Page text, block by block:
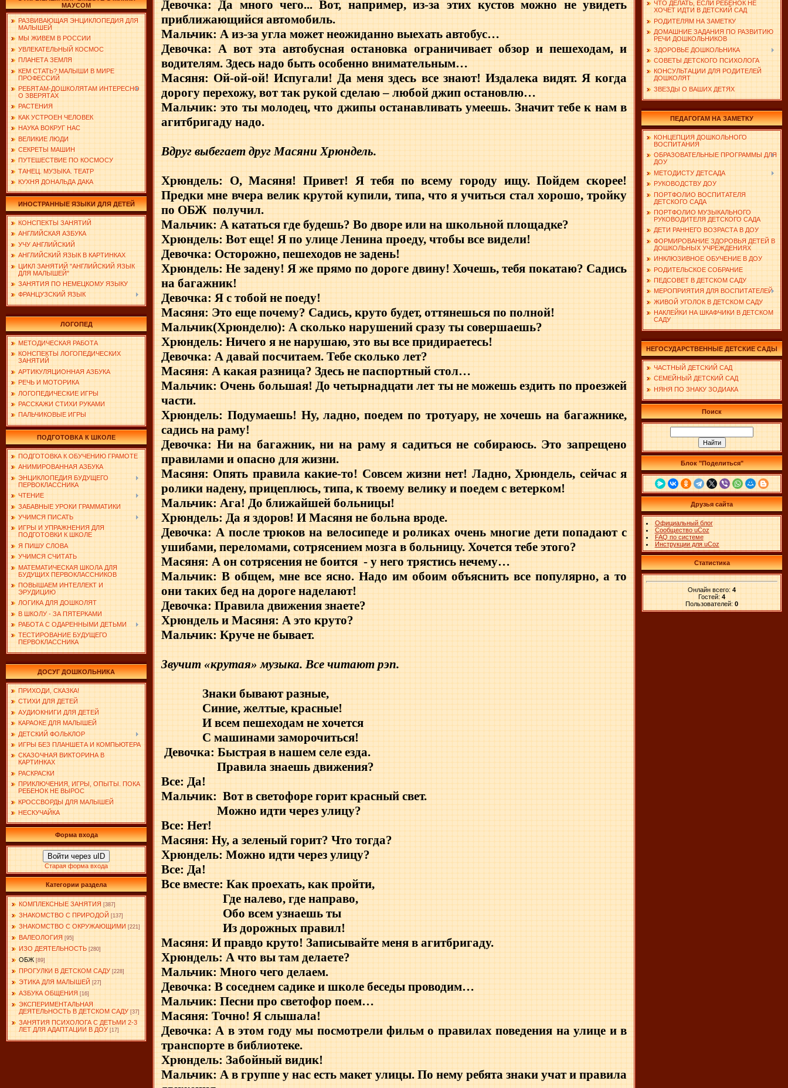
МАУСОМ
РАЗВИВАЮЩАЯ ЭНЦИКЛОПЕДИЯ ДЛЯ
МАЛЫШЕЙ
МЫ ЖИВЕМ В РОССИИ
УВЛЕКАТЕЛЬНЫЙ КОСМОС
ПЛАНЕТА ЗЕМЛЯ
КЕМ СТАТЬ? МАЛЫШИ В МИРЕ
ПРОФЕССИЙ
РЕБЯТАМ-ДОШКОЛЯТАМ ИНТЕРЕСНО
О ЗВЕРЯТАХ
РАСТЕНИЯ
КАК УСТРОЕН ЧЕЛОВЕК
НАУКА ВОКРУГ НАС
ВЕЛИКИЕ ЛЮДИ
СЕКРЕТЫ МАШИН
ПУТЕШЕСТВИЕ ПО КОСМОСУ
ТАНЕЦ. МУЗЫКА. ТЕАТР
КУХНЯ ДОНАЛЬДА ДАКА
ИНОСТРАННЫЕ ЯЗЫКИ ДЛЯ ДЕТЕЙ
КОНСПЕКТЫ ЗАНЯТИЙ
АНГЛИЙСКАЯ АЗБУКА
УЧУ АНГЛИЙСКИЙ
АНГЛИЙСКИЙ ЯЗЫК В КАРТИНКАХ
ЦИКЛ ЗАНЯТИЙ "АНГЛИЙСКИЙ ЯЗЫК
ДЛЯ МАЛЫШЕЙ"
ЗАНЯТИЯ ПО НЕМЕЦКОМУ ЯЗЫКУ
ФРАНЦУЗСКИЙ ЯЗЫК
ЛОГОПЕД
МЕТОДИЧЕСКАЯ РАБОТА
КОНСПЕКТЫ ЛОГОПЕДИЧЕСКИХ
ЗАНЯТИЙ
АРТИКУЛЯЦИОННАЯ АЗБУКА
РЕЧЬ И МОТОРИКА
ЛОГОПЕДИЧЕСКИЕ ИГРЫ
РАССКАЖИ СТИХИ РУКАМИ
ПАЛЬЧИКОВЫЕ ИГРЫ
ПОДГОТОВКА К ШКОЛЕ
ПОДГОТОВКА К ОБУЧЕНИЮ ГРАМОТЕ
АНИМИРОВАННАЯ АЗБУКА
ЭНЦИКЛОПЕДИЯ БУДУЩЕГО
ПЕРВОКЛАССНИКА
ЧТЕНИЕ
ЗАБАВНЫЕ УРОКИ ГРАММАТИКИ
УЧИМСЯ ПИСАТЬ
ИГРЫ И УПРАЖНЕНИЯ ДЛЯ
ПОДГОТОВКИ К ШКОЛЕ
Я ПИШУ СЛОВА
УЧИМСЯ СЧИТАТЬ
МАТЕМАТИЧЕСКАЯ ШКОЛА ДЛЯ
БУДУЩИХ ПЕРВОКЛАССНИКОВ
ПОВЫШАЕМ ИНТЕЛЛЕКТ И
ЭРУДИЦИЮ
ЛОГИКА ДЛЯ ДОШКОЛЯТ
В ШКОЛУ - ЗА ПЯТЕРКАМИ
РАБОТА С ОДАРЕННЫМИ ДЕТЬМИ
ТЕСТИРОВАНИЕ БУДУЩЕГО
ПЕРВОКЛАССНИКА
ДОСУГ ДОШКОЛЬНИКА
ПРИХОДИ, СКАЗКА!
СТИХИ ДЛЯ ДЕТЕЙ
АУДИОКНИГИ ДЛЯ ДЕТЕЙ
КАРАОКЕ ДЛЯ МАЛЫШЕЙ
ДЕТСКИЙ ФОЛЬКЛОР
ИГРЫ БЕЗ ПЛАНШЕТА И КОМПЬЮТЕРА
СКАЗОЧНАЯ ВИКТОРИНА В
КАРТИНКАХ
РАСКРАСКИ
ПРИКЛЮЧЕНИЯ, ИГРЫ, ОПЫТЫ. ПОКА
РЕБЕНОК НЕ ВЫРОС
КРОССВОРДЫ ДЛЯ МАЛЫШЕЙ
НЕСКУЧАЙКА
Форма входа
Войти через uID
Старая форма входа
Категории раздела
КОМПЛЕКСНЫЕ ЗАНЯТИЯ [387]
ЗНАКОМСТВО С ПРИРОДОЙ [137]
ЗНАКОМСТВО С ОКРУЖАЮЩИМИ [221]
ВАЛЕОЛОГИЯ [95]
ИЗО ДЕЯТЕЛЬНОСТЬ [280]
ОБЖ [89]
ПРОГУЛКИ В ДЕТСКОМ САДУ [228]
ЭТИКА ДЛЯ МАЛЫШЕЙ [27]
АЗБУКА ОБЩЕНИЯ [16]
ЭКСПЕРИМЕНТАЛЬНАЯ
ДЕЯТЕЛЬНОСТЬ В ДЕТСКОМ САДУ [37]
ЗАНЯТИЯ ПСИХОЛОГА С ДЕТЬМИ 2-3
ЛЕТ ДЛЯ АДАПТАЦИИ В ДОУ [17]
Девочка: Да много чего... Вот, например, из-за этих кустов можно не увидеть
приближающийся автомобиль.
Мальчик: А из-за угла может неожиданно выехать автобус…
Девочка: А вот эта автобусная остановка ограничивает обзор и пешеходам, и
водителям. Здесь надо быть особенно внимательным…
Масяня: Ой-ой-ой! Испугали! Да меня здесь все знают! Издалека видят. Я когда
дорогу перехожу, вот так рукой сделаю – любой джип остановлю…
Мальчик: это ты молодец, что джипы останавливать умеешь. Значит тебе к нам в
агитбригаду надо.
Вдруг выбегает друг Масяни Хрюндель.
Хрюндель: О, Масяня! Привет! Я тебя по всему городу ищу. Пойдем скорее!
Предки мне вчера велик крутой купили, типа, что я учиться стал хорошо, тройку
по ОБЖ получил.
Мальчик: А кататься где будешь? Во дворе или на школьной площадке?
Хрюндель: Вот еще! Я по улице Ленина проеду, чтобы все видели!
Девочка: Осторожно, пешеходов не задень!
Хрюндель: Не задену! Я же прямо по дороге двину! Хочешь, тебя покатаю? Садись
на багажник!
Девочка: Я с тобой не поеду!
Масяня: Это еще почему? Садись, круто будет, оттянешься по полной!
Мальчик(Хрюнделю): А сколько нарушений сразу ты совершаешь?
Хрюндель: Ничего я не нарушаю, это вы все придираетесь!
Девочка: А давай посчитаем. Тебе сколько лет?
Масяня: А какая разница? Здесь не паспортный стол…
Мальчик: Очень большая! До четырнадцати лет ты не можешь ездить по проезжей
части.
Хрюндель: Подумаешь! Ну, ладно, поедем по тротуару, не хочешь на багажнике,
садись на раму!
Девочка: Ни на багажник, ни на раму я садиться не собираюсь. Это запрещено
правилами и опасно для жизни.
Масяня: Опять правила какие-то! Совсем жизни нет! Ладно, Хрюндель, сейчас я
ролики надену, прицеплюсь, типа, к твоему велику и поедем с ветерком!
Мальчик: Ага! До ближайшей больницы!
Хрюндель: Да я здоров! И Масяня не больна вроде.
Девочка: А после трюков на велосипеде и роликах очень многие дети попадают с
ушибами, переломами, сотрясением мозга в больницу. Хочется тебе этого?
Масяня: А он сотрясения не боится - у него трястись нечему…
Мальчик: В общем, мне все ясно. Надо им обоим объяснить все популярно, а то
они таких бед на дороге наделают!
Девочка: Правила движения знаете?
Хрюндель и Масяня: А это круто?
Мальчик: Круче не бывает.
Звучит «крутая» музыка. Все читают рэп.
Знаки бывают разные,
Синие, желтые, красные!
И всем пешеходам не хочется
С машинами заморочиться!
Девочка: Быстрая в нашем селе езда.
Правила знаешь движения?
Все: Да!
Мальчик: Вот в светофоре горит красный свет.
Можно идти через улицу?
Все: Нет!
Масяня: Ну, а зеленый горит? Что тогда?
Хрюндель: Можно идти через улицу?
Все: Да!
Все вместе: Как проехать, как пройти,
Где налево, где направо,
Обо всем узнаешь ты
Из дорожных правил!
Масяня: И правдо круто! Записывайте меня в агитбригаду.
Хрюндель: А что вы там делаете?
Мальчик: Много чего делаем.
Девочка: В соседнем садике и школе беседы проводим…
Мальчик: Песни про светофор поем…
Масяня: Точно! Я слышала!
Девочка: А в этом году мы посмотрели фильм о правилах поведения на улице и в
транспорте в библиотеке.
Хрюндель: Забойный видик!
Мальчик: А в группе у нас есть макет улицы. По нему ребята знаки учат и правила
ЧТО ДЕЛАТЬ, ЕСЛИ РЕБЕНОК НЕ
ХОЧЕТ ИДТИ В ДЕТСКИЙ САД
РОДИТЕЛЯМ НА ЗАМЕТКУ
ДОМАШНИЕ ЗАДАНИЯ ПО РАЗВИТИЮ
РЕЧИ ДОШКОЛЬНИКОВ
ЗДОРОВЬЕ ДОШКОЛЬНИКА
СОВЕТЫ ДЕТСКОГО ПСИХОЛОГА
КОНСУЛЬТАЦИИ ДЛЯ РОДИТЕЛЕЙ
ДОШКОЛЯТ
ЗВЕЗДЫ О ВАШИХ ДЕТЯХ
ПЕДАГОГАМ НА ЗАМЕТКУ
КОНЦЕПЦИЯ ДОШКОЛЬНОГО
ВОСПИТАНИЯ
ОБРАЗОВАТЕЛЬНЫЕ ПРОГРАММЫ ДЛЯ
ДОУ
МЕТОДИСТУ ДЕТСАДА
РУКОВОДСТВУ ДОУ
ПОРТФОЛИО ВОСПИТАТЕЛЯ
ДЕТСКОГО САДА
ПОРТФОЛИО МУЗЫКАЛЬНОГО
РУКОВОДИТЕЛЯ ДЕТСКОГО САДА
ДЕТИ РАННЕГО ВОЗРАСТА В ДОУ
ФОРМИРОВАНИЕ ЗДОРОВЬЯ ДЕТЕЙ В
ДОШКОЛЬНЫХ УЧРЕЖДЕНИЯХ
ИНКЛЮЗИВНОЕ ОБУЧЕНИЕ В ДОУ
РОДИТЕЛЬСКОЕ СОБРАНИЕ
ПЕДСОВЕТ В ДЕТСКОМ САДУ
МЕРОПРИЯТИЯ ДЛЯ ВОСПИТАТЕЛЕЙ
ЖИВОЙ УГОЛОК В ДЕТСКОМ САДУ
НАКЛЕЙКИ НА ШКАФЧИКИ В ДЕТСКОМ
САДУ
НЕГОСУДАРСТВЕННЫЕ ДЕТСКИЕ САДЫ
ЧАСТНЫЙ ДЕТСКИЙ САД
СЕМЕЙНЫЙ ДЕТСКИЙ САД
НЯНЯ ПО ЗНАКУ ЗОДИАКА
Поиск
Блок "Поделиться"
Друзья сайта
Официальный блог
Сообщество uCoz
FAQ по системе
Инструкции для uCoz
Статистика
Онлайн всего: 4
Гостей: 4
Пользователей: 0